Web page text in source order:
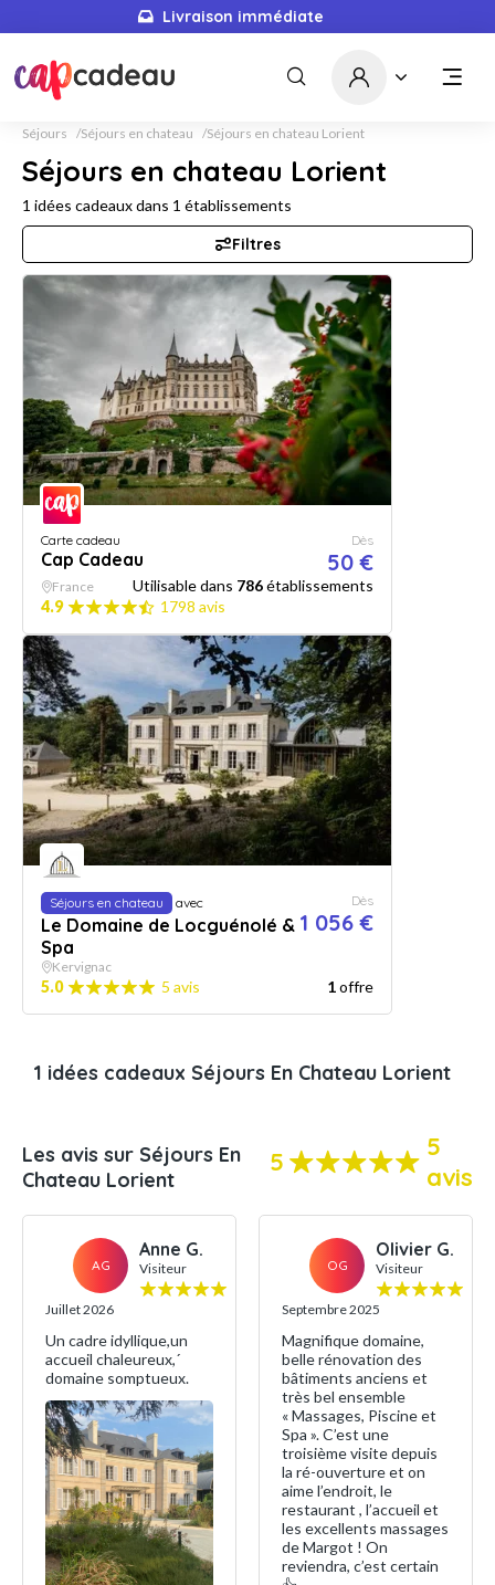
Livraison immédiate
Séjours Séjours en chateau Séjours en chateau Lorient
Séjours en chateau Lorient
1 idées cadeaux dans 1 établissements
Filtres
Carte cadeau
Cap Cadeau
Dès
50 €
France Utilisable dans 786établissements
4.9
1798 avis
Séjours en chateau avec
Le Domaine de Locguénolé &
Spa
Dès
1 056 €
Kervignac
5.0 5 avis 1offre
1 idées cadeaux Séjours En Chateau Lorient
Les avis sur Séjours En
Chateau Lorient
5
5
avis
AG
Anne G.
Visiteur
Juillet 2026
Un cadre idyllique,un
accueil chaleureux,´
domaine somptueux.
OG
Olivier G.
Visiteur
Septembre 2025
Magnifique domaine,
belle rénovation des
bâtiments anciens et
très bel ensemble
« Massages, Piscine et
Spa ». C’est une
troisième visite depuis
la ré-ouverture et on
aime l’endroit, le
restaurant , l’accueil et
les excellents massages
de Margot ! On
reviendra, c’est certain